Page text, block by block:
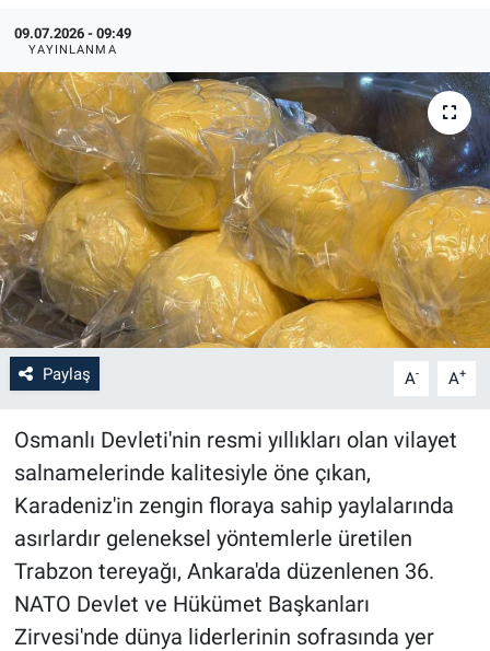
09.07.2026 - 09:49
YAYINLANMA
Paylaş A- A+
Osmanlı Devleti'nin resmi yıllıkları olan vilayet
salnamelerinde kalitesiyle öne çıkan,
Karadeniz'in zengin floraya sahip yaylalarında
asırlardır geleneksel yöntemlerle üretilen
Trabzon tereyağı, Ankara'da düzenlenen 36.
NATO Devlet ve Hükümet Başkanları
Zirvesi'nde dünya liderlerinin sofrasında yer